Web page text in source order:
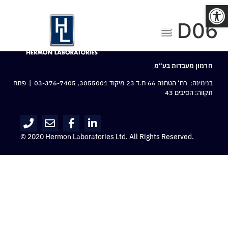
פתח סרגל נגישות
D06
חרמון מעבדות בע“מ
בנימינה: רח‘ הטחנה 66 ת.ד 23 מיקוד 3055001,
03-376-7405 | פתח
תקווה: הסיבים 43
© 2020 Hermon Laboratories Ltd. All Rights Reserved.